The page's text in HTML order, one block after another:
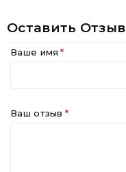
Оставить Отзыв
Ваше имя
Ваш отзыв